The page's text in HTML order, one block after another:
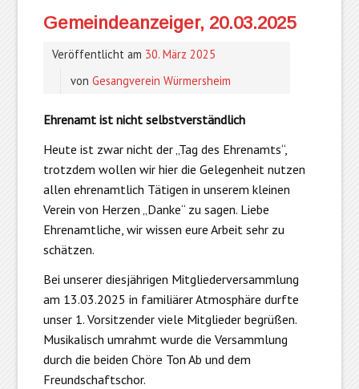
Gemeindeanzeiger, 20.03.2025
Veröffentlicht am 30. März 2025
von Gesangverein Würmersheim
Ehrenamt ist nicht selbstverständlich
Heute ist zwar nicht der „Tag des Ehrenamts“,
trotzdem wollen wir hier die Gelegenheit nutzen
allen ehrenamtlich Tätigen in unserem kleinen
Verein von Herzen „Danke“ zu sagen. Liebe
Ehrenamtliche, wir wissen eure Arbeit sehr zu
schätzen.
Bei unserer diesjährigen Mitgliederversammlung
am 13.03.2025 in familiärer Atmosphäre durfte
unser 1. Vorsitzender viele Mitglieder begrüßen.
Musikalisch umrahmt wurde die Versammlung
durch die beiden Chöre Ton Ab und dem
Freundschaftschor.